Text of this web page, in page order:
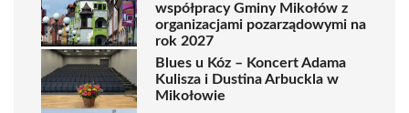
współpracy Gminy Mikołów z
organizacjami pozarządowymi na
rok 2027
Blues u Kóz – Koncert Adama
Kulisza i Dustina Arbuckla w
Mikołowie